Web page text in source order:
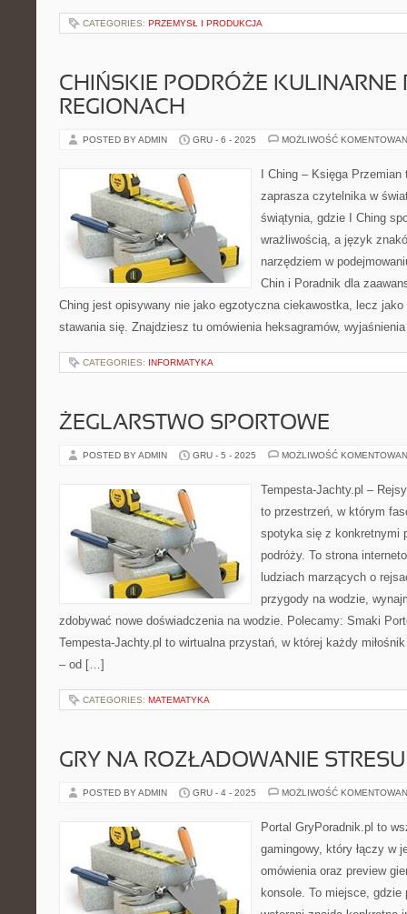
CATEGORIES: PRZEMYSŁ I PRODUKCJA
CHIŃSKIE PODRÓŻE KULINARNE
REGIONACH
POSTED BY ADMIN GRU - 6 - 2025 MOŻLIWOŚĆ
I Ching – Księga
zaprasza czytelnika w
świątynia, gdzie I Ching
wrażliwością, a język
narzędziem w
Chin i Poradnik dla
Ching jest opisywany nie jako egzotyczna ciekawostka, lecz
stawania się. Znajdziesz tu omówienia heksagramów,
CATEGORIES: INFORMATYKA
ŻEGLARSTWO SPORTOWE
POSTED BY ADMIN GRU - 5 - 2025 MOŻLIWOŚĆ
Tempesta-Jachty.pl –
to przestrzeń, w którym
spotyka się z konkretnymi
podróży. To strona
ludziach marzących o
przygody na wodzie,
zdobywać nowe doświadczenia na wodzie. Polecamy: Smaki
Tempesta-Jachty.pl to wirtualna przystań, w której każdy
– od […]
CATEGORIES: MATEMATYKA
GRY NA ROZŁADOWANIE STRESU
POSTED BY ADMIN GRU - 4 - 2025 MOŻLIWOŚĆ
Portal GryPoradnik.pl to
gamingowy, który łączy w
omówienia oraz preview
konsole. To miejsce,